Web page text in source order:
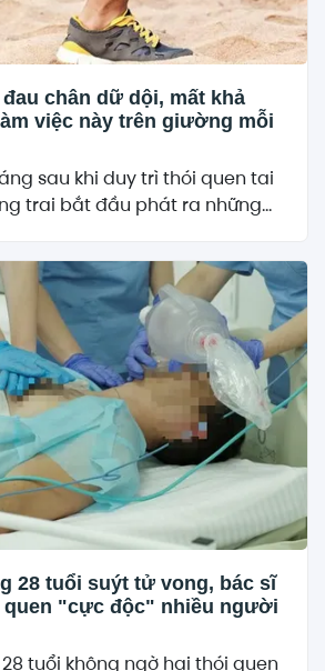
chân dữ dội, mất khả
việc này trên giường mỗi
sau khi duy trì thói quen tai
trai bắt đầu phát ra những...
28 tuổi suýt tử vong, bác sĩ
quen "cực độc" nhiều người
tuổi không ngờ hai thói quen